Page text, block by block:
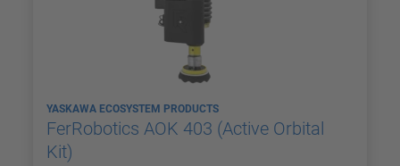
YASKAWA ECOSYSTEM PRODUCTS
FerRobotics AOK 403 (Active Orbital
Kit)